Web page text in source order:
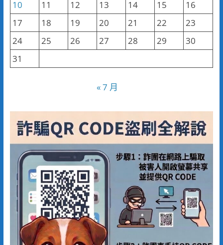
10
11 12 13 14 15
16
17
18 19 20 21 22
23
24
25 26 27 28 29
30
31
« 7 月